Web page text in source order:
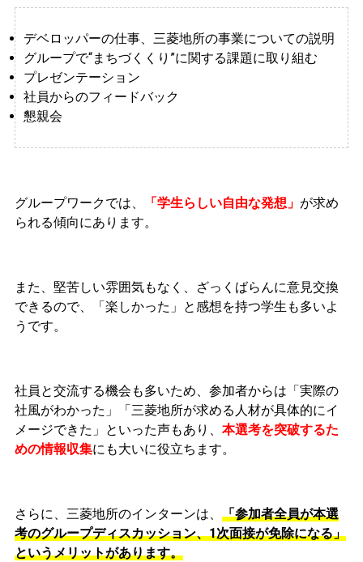
デベロッパーの仕事、三菱地所の事業についての説明
グループで“まちづくくり”に関する課題に取り組む
プレゼンテーション
社員からのフィードバック
懇親会
グループワークでは、 「学生らしい自由な発想」 が求め
られる傾向にあります。
また、堅苦しい雰囲気もなく、ざっくばらんに意見交換
できるので、「楽しかった」と感想を持つ学生も多いよ
うです。
社員と交流する機会も多いため、参加者からは「実際の
社風がわかった」「三菱地所が求める人材が具体的にイ
メージできた」といった声もあり、 本選考を突破するた
めの情報収集にも大いに役立ちます。
さらに、三菱地所のインターンは、 「参加者全員が本選
考のグループディスカッション、1次面接が免除になる」
というメリットがあります。